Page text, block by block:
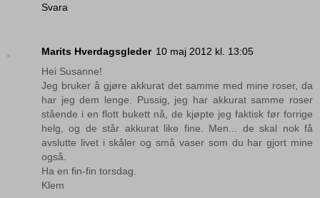
Svara
Marits Hverdagsgleder 10 maj 2012 kl. 13:05
Hei Susanne!
Jeg bruker å gjøre akkurat det samme med mine roser, da
har jeg dem lenge. Pussig, jeg har akkurat samme roser
stående i en flott bukett nå, de kjøpte jeg faktisk før forrige
helg, og de står akkurat like fine. Men... de skal nok få
avslutte livet i skåler og små vaser som du har gjort mine
også.
Ha en fin-fin torsdag.
Klem